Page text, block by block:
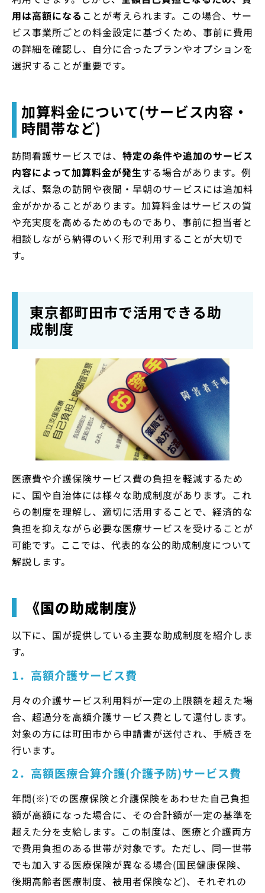
用は高額になる ことが考えられます。この場合、サー
ビス事業所ごとの料金設定に基づくため、事前に費用
の詳細を確認し、自分に合ったプランやオプションを
選択することが重要です。
加算料金について(サービス内容・
時間帯など)
訪問看護サービスでは、 特定の条件や追加のサービス
内容によって加算料金が発生する場合があります。例
えば、緊急の訪問や夜間・早朝のサービスには追加料
金がかかることがあります。加算料金はサービスの質
や充実度を高めるためのものであり、事前に担当者と
相談しながら納得のいく形で利用することが大切で
す。
東京都町田市で活用できる助
成制度
医療費や介護保険サービス費の負担を軽減するため
に、国や自治体には様々な助成制度があります。これ
らの制度を理解し、適切に活用することで、経済的な
負担を抑えながら必要な医療サービスを受けることが
可能です。ここでは、代表的な公的助成制度について
解説します。
《国の助成制度》
以下に、国が提供している主要な助成制度を紹介しま
す。
1．高額介護サービス費
月々の介護サービス利用料が一定の上限額を超えた場
合、超過分を高額介護サービス費として還付します。
対象の方には町田市から申請書が送付され、手続きを
行います。
2．高額医療合算介護(介護予防)サービス費
年間(※)での医療保険と介護保険をあわせた自己負担
額が高額になった場合に、その合計額が一定の基準を
超えた分を支給します。この制度は、医療と介護両方
で費用負担のある世帯が対象です。ただし、同一世帯
でも加入する医療保険が異なる場合(国民健康保険、
後期高齢者医療制度、被用者保険など)、それぞれの